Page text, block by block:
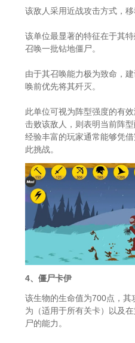
该敌人采用近战攻击方式，移
该单位最显著的特征在于其
召唤一批钻地僵尸。
由于其召唤能力极为致命，
唤前优先将其歼灭。
此单位可视为阵型强度的有
击败该敌人，则表明当前阵型
经验丰富的玩家通常能够凭
此挑战。
4、僵尸卡伊
该生物的生命值为700点，
为（适用于所有关卡）以及
尸的能力。